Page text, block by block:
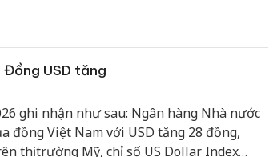
Đồng USD tăng
ghi nhận như sau: Ngân hàng Nhà nước
đồng Việt Nam với USD tăng 28 đồng,
thị trường Mỹ, chỉ số US Dollar Index